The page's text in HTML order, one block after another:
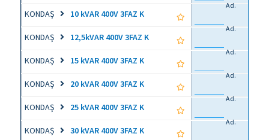
KONDAŞ 10 kVAR 400V 3FAZ K
Ad.
KONDAŞ 12,5kVAR 400V 3FAZ K
Ad.
KONDAŞ 15 kVAR 400V 3FAZ K
Ad.
KONDAŞ 20 kVAR 400V 3FAZ K
Ad.
KONDAŞ 25 kVAR 400V 3FAZ K
Ad.
KONDAŞ 30 kVAR 400V 3FAZ K
Ad.